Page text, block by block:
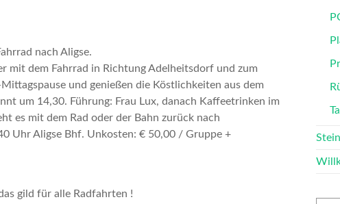
nach Aligse.
mit dem Fahrrad in Richtung Adelheitsdorf und zum
Mittagspause und genießen die Köstlichkeiten aus dem
um 14,30. Führung: Frau Lux, danach Kaffeetrinken im
es mit dem Rad oder der Bahn zurück nach
Uhr Aligse Bhf. Unkosten: € 50,00 / Gruppe +
gild für alle Radfahrten !